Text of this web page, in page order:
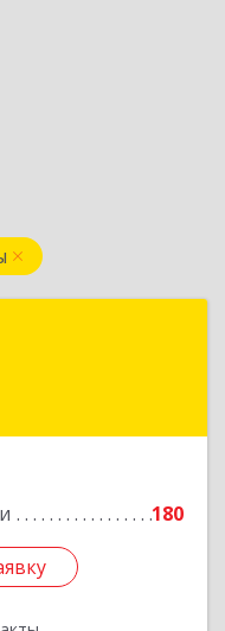
180
Губкинский р-н,